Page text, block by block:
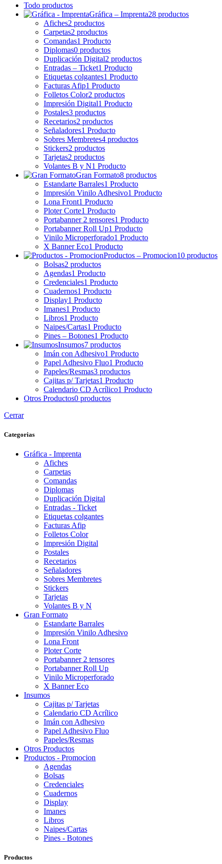
Todo productos
Gráfica – Imprenta28 productos
Afiches2 productos
Carpetas2 productos
Comandas1 Producto
Diplomas0 productos
Duplicación Digital2 productos
Entradas – Ticket1 Producto
Etiquetas colgantes1 Producto
Facturas Afip1 Producto
Folletos Color2 productos
Impresión Digital1 Producto
Postales3 productos
Recetarios2 productos
Señaladores1 Producto
Sobres Membretes4 productos
Stickers2 productos
Tarjetas2 productos
Volantes B y N1 Producto
Gran Formato8 productos
Estandarte Barrales1 Producto
Impresión Vinilo Adhesivo1 Producto
Lona Front1 Producto
Ploter Corte1 Producto
Portabanner 2 tensores1 Producto
Portabanner Roll Up1 Producto
Vinilo Microperforado1 Producto
X Banner Eco1 Producto
Productos – Promocion10 productos
Bolsas2 productos
Agendas1 Producto
Credenciales1 Producto
Cuadernos1 Producto
Display1 Producto
Imanes1 Producto
Libros1 Producto
Naipes/Cartas1 Producto
Pines – Botones1 Producto
Insumos7 productos
Imán con Adhesivo1 Producto
Papel Adhesivo Fluo1 Producto
Papeles/Resmas3 productos
Cajitas p/ Tarjetas1 Producto
Calendario CD Acrílico1 Producto
Otros Productos0 productos
Cerrar
Categorias
Gráfica - Imprenta
Afiches
Carpetas
Comandas
Diplomas
Duplicación Digital
Entradas - Ticket
Etiquetas colgantes
Facturas Afip
Folletos Color
Impresión Digital
Postales
Recetarios
Señaladores
Sobres Membretes
Stickers
Tarjetas
Volantes B y N
Gran Formato
Estandarte Barrales
Impresión Vinilo Adhesivo
Lona Front
Ploter Corte
Portabanner 2 tensores
Portabanner Roll Up
Vinilo Microperforado
X Banner Eco
Insumos
Cajitas p/ Tarjetas
Calendario CD Acrílico
Imán con Adhesivo
Papel Adhesivo Fluo
Papeles/Resmas
Otros Productos
Productos - Promocion
Agendas
Bolsas
Credenciales
Cuadernos
Display
Imanes
Libros
Naipes/Cartas
Pines - Botones
Productos